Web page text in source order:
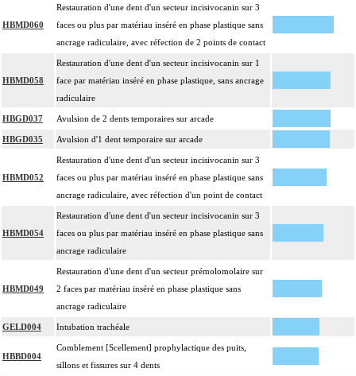
HBMD060
Restauration d'une dent d'un secteur incisivocanin sur 3
faces ou plus par matériau inséré en phase plastique sans
ancrage radiculaire, avec réfection de 2 points de contact
HBMD058
Restauration d'une dent d'un secteur incisivocanin sur 1
face par matériau inséré en phase plastique, sans ancrage
radiculaire
HBGD037 Avulsion de 2 dents temporaires sur arcade
HBGD035 Avulsion d'1 dent temporaire sur arcade
HBMD052
Restauration d'une dent d'un secteur incisivocanin sur 3
faces ou plus par matériau inséré en phase plastique sans
ancrage radiculaire, avec réfection d'un point de contact
HBMD054
Restauration d'une dent d'un secteur incisivocanin sur 3
faces ou plus par matériau inséré en phase plastique sans
ancrage radiculaire
HBMD049
Restauration d'une dent d'un secteur prémolomolaire sur
2 faces par matériau inséré en phase plastique sans
ancrage radiculaire
GELD004 Intubation trachéale
HBBD004
Comblement [Scellement] prophylactique des puits,
sillons et fissures sur 4 dents